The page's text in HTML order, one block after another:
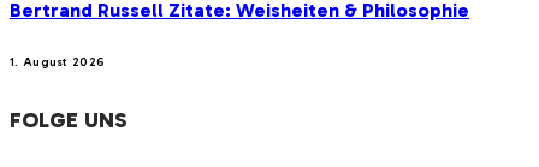
Bertrand Russell Zitate: Weisheiten & Philosophie
1. August 2026
FOLGE UNS